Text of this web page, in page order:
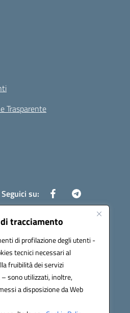
tracciamento
di profilazione degli utenti -
tecnici necessari al
fruibilità dei servizi
sono utilizzati, inoltre,
a disposizione da Web
Trasparente
Seguici su: